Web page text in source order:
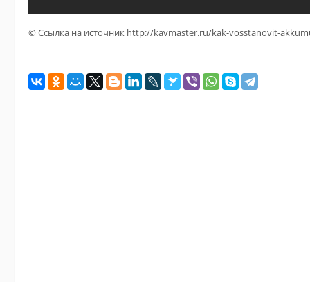
© Ссылка на источник http://kavmaster.ru/kak-vosstanovit-